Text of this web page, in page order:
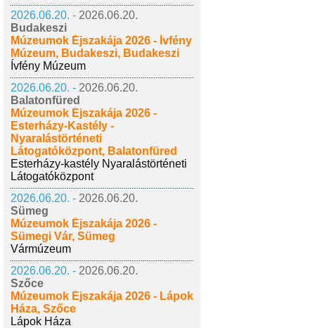
2026.06.20. - 2026.06.20.
Budakeszi
Múzeumok Éjszakája 2026 - Ívfény
Múzeum, Budakeszi, Budakeszi
Ívfény Múzeum
2026.06.20. - 2026.06.20.
Balatonfüred
Múzeumok Éjszakája 2026 -
Esterházy-Kastély -
Nyaralástörténeti
Látogatóközpont, Balatonfüred
Esterházy-kastély Nyaralástörténeti
Látogatóközpont
2026.06.20. - 2026.06.20.
Sümeg
Múzeumok Éjszakája 2026 -
Sümegi Vár, Sümeg
Vármúzeum
2026.06.20. - 2026.06.20.
Szőce
Múzeumok Éjszakája 2026 - Lápok
Háza, Szőce
Lápok Háza